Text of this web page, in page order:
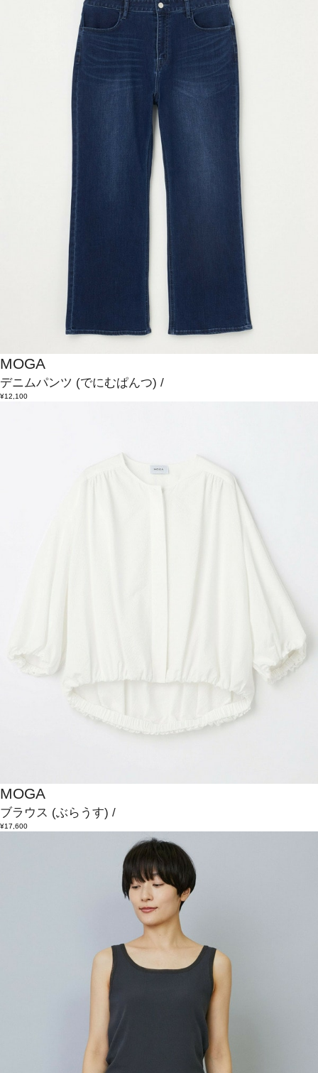
MOGA
デニムパンツ (でにむぱんつ) /
¥12,100
MOGA
ブラウス (ぶらうす) /
¥17,600